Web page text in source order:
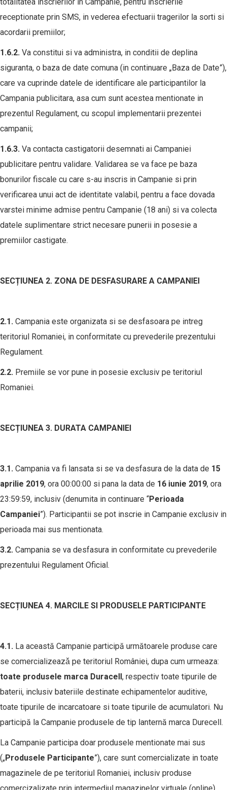
receptionate prin SMS, in vederea efectuarii tragerilor la sorti si
acordarii premiilor;
1.6.2. Va constitui si va administra, in conditii de deplina
siguranta, o baza de date comuna (in continuare „Baza de Date”),
care va cuprinde datele de identificare ale participantilor la
Campania publicitara, asa cum sunt acestea mentionate in
prezentul Regulament, cu scopul implementarii prezentei
campanii;
1.6.3. Va contacta castigatorii desemnati ai Campaniei
publicitare pentru validare. Validarea se va face pe baza
bonurilor fiscale cu care s-au inscris in Campanie si prin
verificarea unui act de identitate valabil, pentru a face dovada
varstei minime admise pentru Campanie (18 ani) si va colecta
datele suplimentare strict necesare punerii in posesie a
premiilor castigate.
SECȚIUNEA 2. ZONA DE DESFASURARE A CAMPANIEI
2.1. Campania este organizata si se desfasoara pe intreg
teritoriul Romaniei, in conformitate cu prevederile prezentului
Regulament.
2.2. Premiile se vor pune in posesie exclusiv pe teritoriul
Romaniei.
SECȚIUNEA 3. DURATA CAMPANIEI
3.1. Campania va fi lansata si se va desfasura de la data de 15
aprilie 2019, ora 00:00:00 si pana la data de 16 iunie 2019, ora
23:59:59, inclusiv (denumita in continuare “Perioada
Campaniei”). Participantii se pot inscrie in Campanie exclusiv in
perioada mai sus mentionata.
3.2. Campania se va desfasura in conformitate cu prevederile
prezentului Regulament Oficial.
SECȚIUNEA 4. MARCILE SI PRODUSELE PARTICIPANTE
4.1. La această Campanie participă următoarele produse care
se comercializeazǎ pe teritoriul României, dupa cum urmeaza:
toate produsele marca Duracell, respectiv toate tipurile de
baterii, inclusiv bateriile destinate echipamentelor auditive,
toate tipurile de incarcatoare si toate tipurile de acumulatori. Nu
participă la Campanie produsele de tip lanternă marca Durecell.
La Campanie participa doar produsele mentionate mai sus
(„Produsele Participante”), care sunt comercializate in toate
magazinele de pe teritoriul Romaniei, inclusiv produse